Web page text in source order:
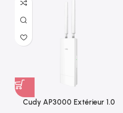
Cudy AP3000 Extérieur 1.0